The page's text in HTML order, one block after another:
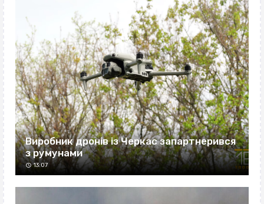
Виробник дронів із Черкас запартнерився
з румунами
13:07